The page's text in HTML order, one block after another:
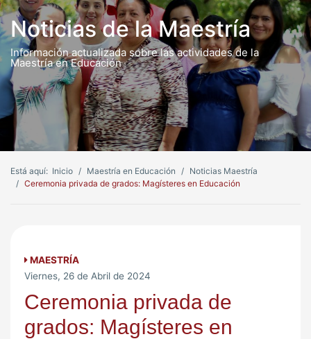
Noticias de la Maestría
Información actualizada sobre las actividades de la
Maestría en Educación
Está aquí: Inicio Maestría en Educación
Noticias Maestría
Ceremonia privada de grados: Magísteres en Educación
MAESTRÍA
Viernes, 26 de Abril de 2024
Ceremonia privada de
grados: Magísteres en